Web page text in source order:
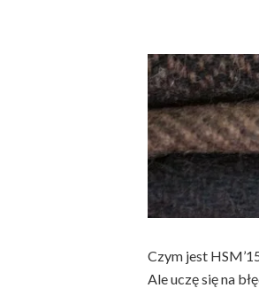
Czym jest
Ale uczę się na